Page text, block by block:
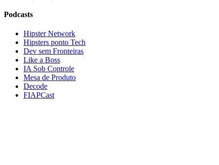
Podcasts
Hipster Network
Hipsters ponto Tech
Dev sem Fronteiras
Like a Boss
IA Sob Controle
Mesa de Produto
Decode
FIAPCast